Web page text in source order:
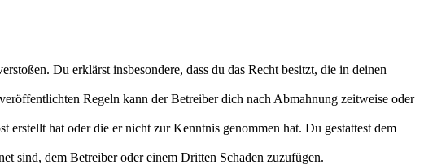
Du erklärst insbesondere, dass du das Recht besitzt, die in deinen
Regeln kann der Betreiber dich nach Abmahnung zeitweise oder
hat oder die er nicht zur Kenntnis genommen hat. Du gestattest dem
sind, dem Betreiber oder einem Dritten Schaden zuzufügen.